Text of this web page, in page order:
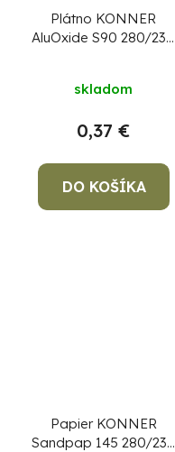
Plátno KONNER
AluOxide S90 280/230
skladom
0,37 €
DO KOŠÍKA
Papier KONNER
Sandpap 145 280/230